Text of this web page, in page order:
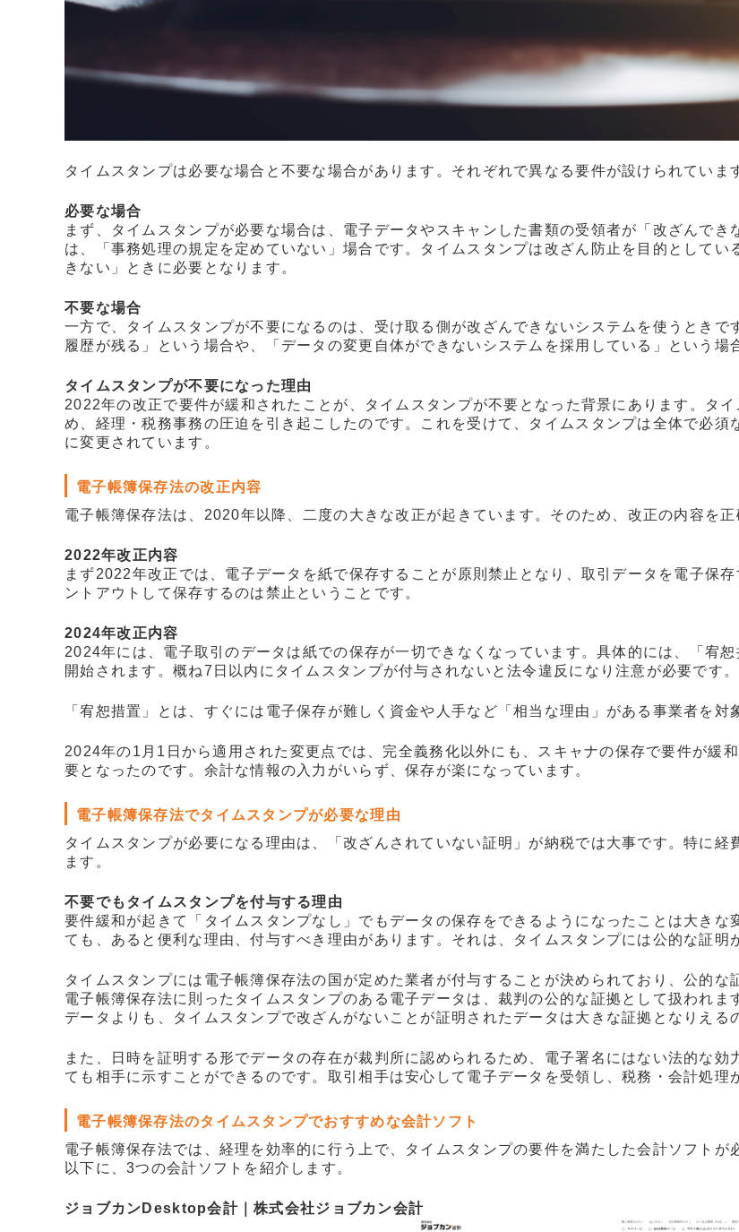
タイムスタンプは必要な場合と不要な場合があります。それぞれで異なる要件が設けられていま
必要な場合
まず、タイムスタンプが必要な場合は、電子データやスキャンした書類の受領者が「改ざんで
は、「事務処理の規定を定めていない」場合です。タイムスタンプは改ざん防止を目的として
きない」ときに必要となります。
不要な場合
一方で、タイムスタンプが不要になるのは、受け取る側が改ざんできないシステムを使うとき
履歴が残る」という場合や、「データの変更自体ができないシステムを採用している」という場
タイムスタンプが不要になった理由
2022年の改正で要件が緩和されたことが、タイムスタンプが不要となった背景にあります。タ
め、経理・税務事務の圧迫を引き起こしたのです。これを受けて、タイムスタンプは全体で必
に変更されています。
電子帳簿保存法の改正内容
電子帳簿保存法は、2020年以降、二度の大きな改正が起きています。そのため、改正の内容を正
2022年改正内容
まず2022年改正では、電子データを紙で保存することが原則禁止となり、取引データを電子保
ントアウトして保存するのは禁止ということです。
2024年改正内容
2024年には、電子取引のデータは紙での保存が一切できなくなっています。具体的には、「宥
開始されます。概ね7日以内にタイムスタンプが付与されないと法令違反になり注意が必要です。
「宥恕措置」とは、すぐには電子保存が難しく資金や人手など「相当な理由」がある事業者を
2024年の1月1日から適用された変更点では、完全義務化以外にも、スキャナの保存で要件が緩
要となったのです。余計な情報の入力がいらず、保存が楽になっています。
電子帳簿保存法でタイムスタンプが必要な理由
タイムスタンプが必要になる理由は、「改ざんされていない証明」が納税では大事です。特に
ます。
不要でもタイムスタンプを付与する理由
要件緩和が起きて「タイムスタンプなし」でもデータの保存をできるようになったことは大き
ても、あると便利な理由、付与すべき理由があります。それは、タイムスタンプには公的な証明
タイムスタンプには電子帳簿保存法の国が定めた業者が付与することが決められており、公的な
電子帳簿保存法に則ったタイムスタンプのある電子データは、裁判の公的な証拠として扱われ
データよりも、タイムスタンプで改ざんがないことが証明されたデータは大きな証拠となりえる
また、日時を証明する形でデータの存在が裁判所に認められるため、電子署名にはない法的な
ても相手に示すことができるのです。取引相手は安心して電子データを受領し、税務・会計処理
電子帳簿保存法のタイムスタンプでおすすめな会計ソフト
電子帳簿保存法では、経理を効率的に行う上で、タイムスタンプの要件を満たした会計ソフトが
以下に、3つの会計ソフトを紹介します。
ジョブカンDesktop会計｜株式会社ジョブカン会計